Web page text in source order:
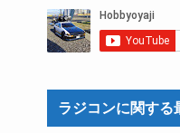
ラジコンに関する